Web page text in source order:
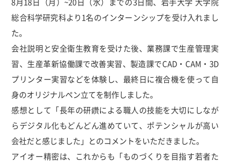
総合科学研究科より1名のインターンシップを受け入れまし
た。
会社説明と安全衛生教育を受けた後、業務課で生産管理実
習、生産革新協働課で改善実習、製造課でCAD・CAM・3D
プリンター実習などを体験し、最終日に複合機を使って自
身のオリジナルペン立てを制作しました。
感想として「長年の研鑽による職人の技能を大切にしなが
らデジタル化もどんどん進めていて、ポテンシャルが高い
会社だと感じました」とのコメントをいただきました。
アイオー精密は、これからも「ものづくりを目指す若者た